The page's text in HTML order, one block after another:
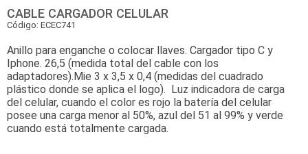
CABLE CARGADOR CELULAR
Código: ECEC741
Anillo para enganche o colocar llaves. Cargador tipo C y
Iphone. 26,5 (medida total del cable con los
adaptadores).Mie 3 x 3,5 x 0,4 (medidas del cuadrado
plástico donde se aplica el logo). Luz indicadora de carga
del celular, cuando el color es rojo la batería del celular
posee una carga menor al 50%, azul del 51 al 99% y verde
cuando está totalmente cargada.